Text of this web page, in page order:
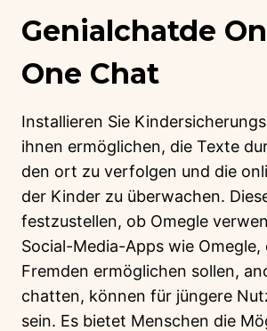
Genialchatde
One Chat
Installieren Sie
ihnen ermöglichen, die Texte
den ort zu verfolgen und die
der Kinder zu überwachen.
festzustellen, ob Omegle
Social-Media-Apps wie Omegle,
Fremden ermöglichen sollen,
chatten, können für jüngere
sein. Es bietet Menschen die